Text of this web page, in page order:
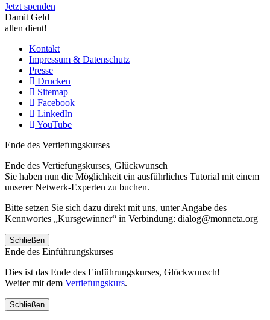
Jetzt spenden
Damit Geld
allen dient!
Kontakt
Impressum & Datenschutz
Presse
Drucken
Sitemap
Facebook
LinkedIn
YouTube
Ende des Vertiefungskurses
Ende des Vertiefungskurses, Glückwunsch
Sie haben nun die Möglichkeit ein ausführliches Tutorial mit einem
unserer Netwerk-Experten zu buchen.
Bitte setzen Sie sich dazu direkt mit uns, unter Angabe des
Kennwortes „Kursgewinner“ in Verbindung: dialog@monneta.org
Schließen
Ende des Einführungskurses
Dies ist das Ende des Einführungskurses, Glückwunsch!
Weiter mit dem Vertiefungskurs.
Schließen